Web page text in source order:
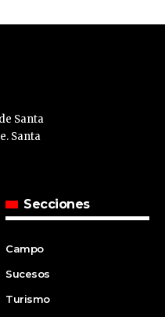
Santa
Santa
Secciones
Campo
Sucesos
Turismo